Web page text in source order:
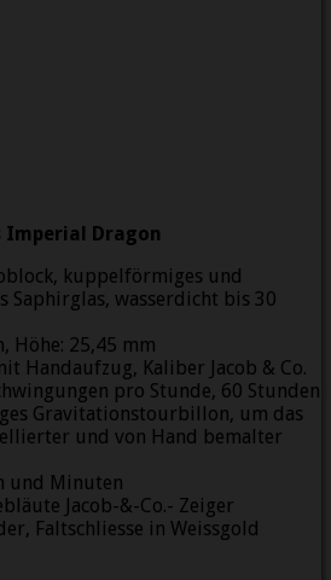
Imperial Dragon
kuppelförmiges und
Saphirglas, wasserdicht bis 30
Höhe: 25,45 mm
Handaufzug, Kaliber Jacob & Co.
pro Stunde, 60 Stunden
Gravitationstourbillon, um das
und von Hand bemalter
und Minuten
Jacob-&-Co.- Zeiger
Faltschliesse in Weissgold